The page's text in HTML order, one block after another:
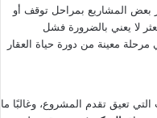
بعض المشاريع بمراحل توقف أو
لا يعني بالضرورة فشل
معينة من دورة حياة العقار
تعيق تقدم المشروع، وغالبًا ما